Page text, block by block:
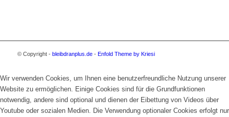
© Copyright - bleibdranplus.de- Enfold Theme by Kriesi
Wir verwenden Cookies, um Ihnen eine benutzerfreundliche Nutzung unserer
Website zu ermöglichen. Einige Cookies sind für die Grundfunktionen
notwendig, andere sind optional und dienen der Eibettung von Videos über
Youtube oder sozialen Medien. Die Verwendung optionaler Cookies erfolgt nur